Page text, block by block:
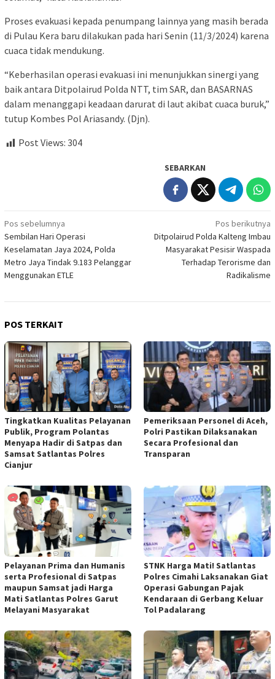
Proses evakuasi kepada penumpang lainnya yang masih berada
di Pulau Kera baru dilakukan pada hari Senin (11/3/2024) karena
cuaca tidak mendukung.
“Keberhasilan operasi evakuasi ini menunjukkan sinergi yang
baik antara Ditpolairud Polda NTT, tim SAR, dan BASARNAS
dalam menanggapi keadaan darurat di laut akibat cuaca buruk,”
tutup Kombes Pol Ariasandy. (Djn).
Post Views: 304
SEBARKAN
Navigasi
pos
Pos sebelumnya
Sembilan Hari Operasi
Keselamatan Jaya 2024, Polda
Metro Jaya Tindak 9.183 Pelanggar
Menggunakan ETLE
Pos berikutnya
Ditpolairud Polda Kalteng Imbau
Masyarakat Pesisir Waspada
Terhadap Terorisme dan
Radikalisme
POS TERKAIT
Tingkatkan Kualitas Pelayanan
Publik, Program Polantas
Menyapa Hadir di Satpas dan
Samsat Satlantas Polres
Cianjur
Pemeriksaan Personel di Aceh,
Polri Pastikan Dilaksanakan
Secara Profesional dan
Transparan
Pelayanan Prima dan Humanis
serta Profesional di Satpas
maupun Samsat jadi Harga
Mati Satlantas Polres Garut
Melayani Masyarakat
STNK Harga Mati! Satlantas
Polres Cimahi Laksanakan Giat
Operasi Gabungan Pajak
Kendaraan di Gerbang Keluar
Tol Padalarang